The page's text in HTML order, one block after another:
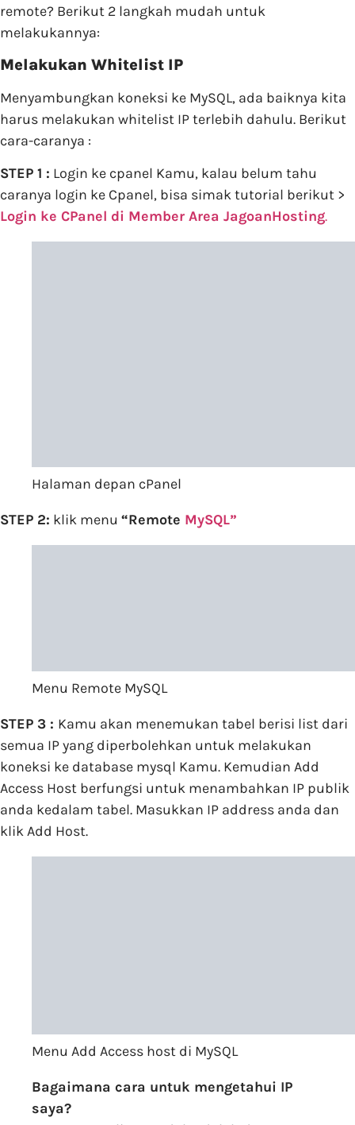
remote? Berikut 2 langkah mudah untuk
melakukannya:
Melakukan Whitelist IP
Menyambungkan koneksi ke MySQL, ada baiknya kita
harus melakukan whitelist IP terlebih dahulu. Berikut
cara-caranya :
STEP 1 : Login ke cpanel Kamu, kalau belum tahu
caranya login ke Cpanel, bisa simak tutorial berikut >
Login ke CPanel di Member Area JagoanHosting.
Halaman depan cPanel
STEP 2: klik menu “Remote MySQL”
Menu Remote MySQL
STEP 3 : Kamu akan menemukan tabel berisi list dari
semua IP yang diperbolehkan untuk melakukan
koneksi ke database mysql Kamu. Kemudian Add
Access Host berfungsi untuk menambahkan IP publik
anda kedalam tabel. Masukkan IP address anda dan
klik Add Host.
Menu Add Access host di MySQL
Bagaimana cara untuk mengetahui IP
saya?